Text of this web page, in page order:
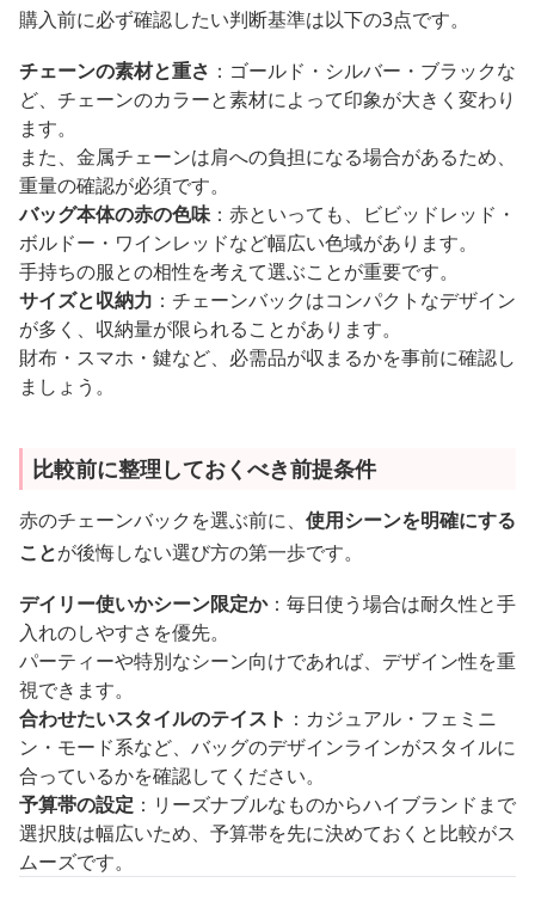
購入前に必ず確認したい判断基準は以下の3点です。
チェーンの素材と重さ ：ゴールド・シルバー・ブラックな
ど、チェーンのカラーと素材によって印象が大きく変わり
ます。
また、金属チェーンは肩への負担になる場合があるため、
重量の確認が必須です。
バッグ本体の赤の色味：赤といっても、ビビッドレッド・
ボルドー・ワインレッドなど幅広い色域があります。
手持ちの服との相性を考えて選ぶことが重要です。
サイズと収納力 ：チェーンバックはコンパクトなデザイン
が多く、収納量が限られることがあります。
財布・スマホ・鍵など、必需品が収まるかを事前に確認し
ましょう。
比較前に整理しておくべき前提条件
赤のチェーンバックを選ぶ前に、 使用シーンを明確にする
ことが後悔しない選び方の第一歩です。
デイリー使いかシーン限定か：毎日使う場合は耐久性と手
入れのしやすさを優先。
パーティーや特別なシーン向けであれば、デザイン性を重
視できます。
合わせたいスタイルのテイスト ：カジュアル・フェミニ
ン・モード系など、バッグのデザインラインがスタイルに
合っているかを確認してください。
予算帯の設定 ：リーズナブルなものからハイブランドまで
選択肢は幅広いため、予算帯を先に決めておくと比較がス
ムーズです。